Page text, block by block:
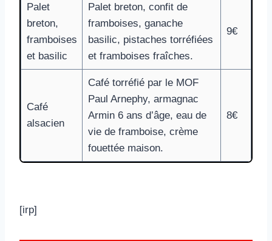
Palet
breton,
framboises
et basilic
Palet breton, confit de
framboises, ganache
basilic, pistaches torréfiées
et framboises fraîches.
9€
Café
alsacien
Café torréfié par le MOF
Paul Arnephy, armagnac
Armin 6 ans d’âge, eau de
vie de framboise, crème
fouettée maison.
8€
[irp]